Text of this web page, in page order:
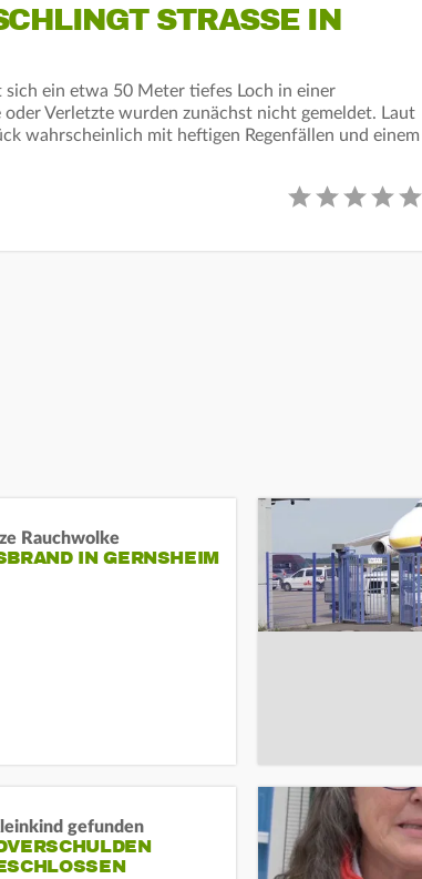
STRASSE IN B
sich ein etwa 50 Meter tiefes Loch in einer
Verletzte wurden zunächst nicht gemeldet. Laut
wahrscheinlich mit heftigen Regenfällen und einem
Rauchwolke
IN GERNSHEIM
gefunden